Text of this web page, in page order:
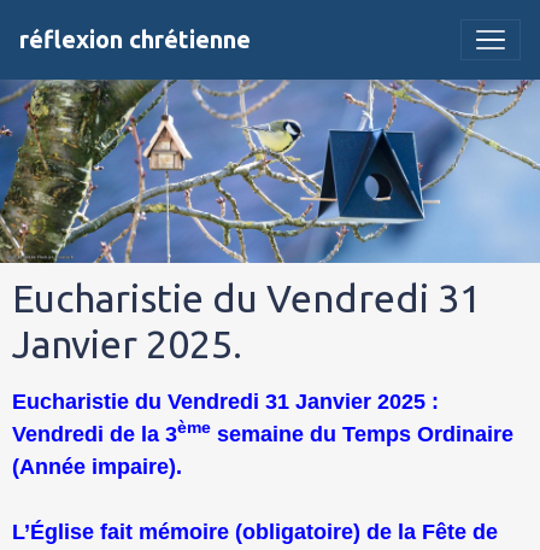
réflexion chrétienne
Eucharistie du Vendredi 31
Janvier 2025.
Eucharistie du Vendredi 31 Janvier 2025 :
Vendredi de la 3ème semaine du Temps Ordinaire
(Année impaire).
L’Église fait mémoire (obligatoire) de la Fête de